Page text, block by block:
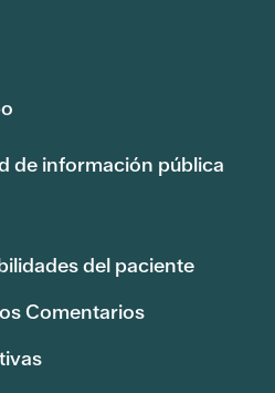
de información pública
del paciente
Comentarios